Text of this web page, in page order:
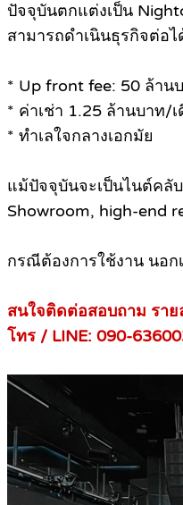
ปัจจุบันตกแต่งเป็น
สามารถดำเนินธุรกิจต่อ
* Up front fee: 50 ล้าน
* ค่าเช่า 1.25 ล้านบาท/
* ทำเลใจกลางเอกมัย
แม้ปัจจุบันจะเป็นไนต์คลั
Showroom, high-end
กรณีต้องการใช้งาน นอก
สนใจติดต่อสอบถาม ราย
โทร / LINE: 090-